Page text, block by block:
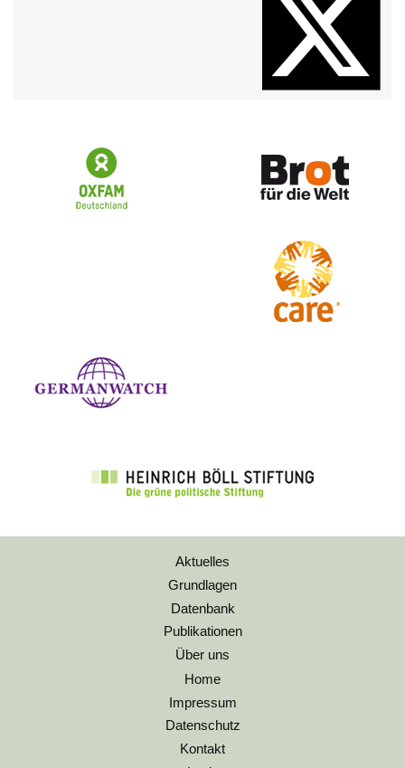
Aktuelles
Grundlagen
Datenbank
Publikationen
Über uns
Home
Impressum
Datenschutz
Kontakt